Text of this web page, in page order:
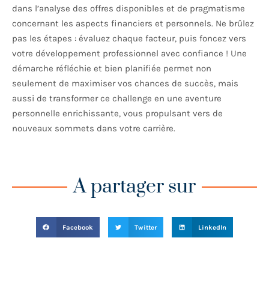
dans l’analyse des offres disponibles et de pragmatisme
concernant les aspects financiers et personnels. Ne brûlez
pas les étapes : évaluez chaque facteur, puis foncez vers
votre développement professionnel avec confiance ! Une
démarche réfléchie et bien planifiée permet non
seulement de maximiser vos chances de succès, mais
aussi de transformer ce challenge en une aventure
personnelle enrichissante, vous propulsant vers de
nouveaux sommets dans votre carrière.
A partager sur
Facebook Twitter LinkedIn